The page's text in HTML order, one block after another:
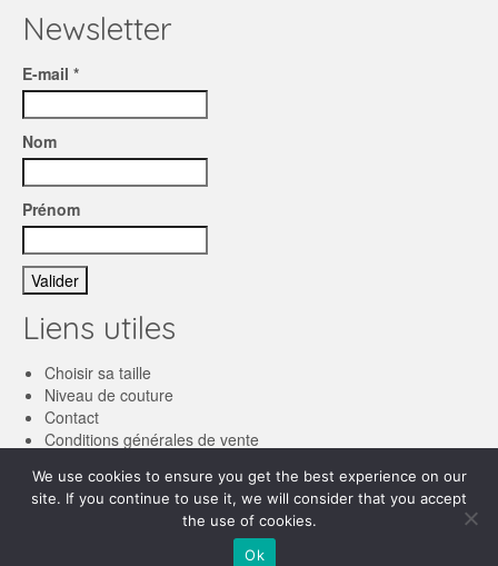
Newsletter
E-mail *
Nom
Prénom
Liens utiles
Choisir sa taille
Niveau de couture
Contact
Conditions générales de vente
We use cookies to ensure you get the best experience on our
site. If you continue to use it, we will consider that you accept
the use of cookies.
Ok